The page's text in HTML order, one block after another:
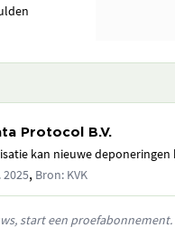
Protocol B.V.
kan nieuwe
, Bron: KVK
start een proefabonnement.